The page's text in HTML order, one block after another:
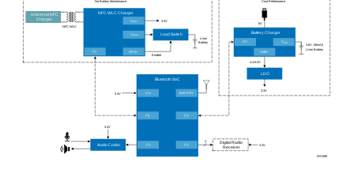
常時消費電力が極めて低い（650μW）音声コーデッ
クは、常時オンモードでのバッテリ寿命を延ばし、
常時トラッキングと音声コマンドの即時認識が可能
柔軟なパワーアーキテクチャ：
Variant A 電源システム：超低静止電流（35µA）
のブーストコンバータと、過充電/放電を防止して
動作寿命を延長するバッテリ充電器IC
Variant B 電源システム：NFC対応電源管理システ
block
diagram
No Battery Maintenance
Universal NFC
Charger
NFC WLC
Load Switch
Audio Codec
Enable
Li-ion
Battery
Cost-Performance
Li-ion Battery
3.6V, 60mAh
5V
Digital Radio
Receiver
2
4.4-5.5V
3.3V
3.3V
LDO
3.3V
3.3V
3.3V
WS086
NFC WLC Charger
Vddc
Vdbat
GPO0
I2C
Battery Charger
I2C
VMID
Vbat
Bluetooth SoC
I2C
BLE PHY
I2S
I2C I2C
Vdd